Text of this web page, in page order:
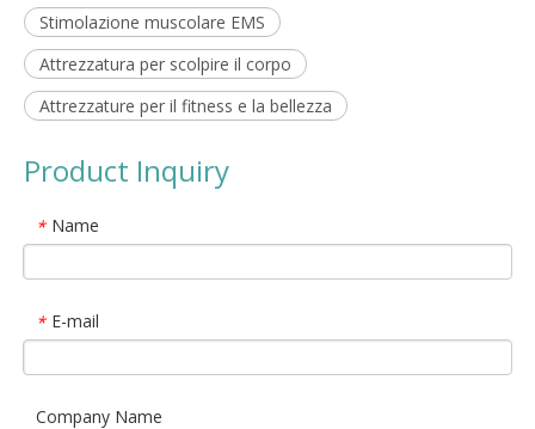
Stimolazione muscolare EMS
Attrezzatura per scolpire il corpo
Attrezzature per il fitness e la bellezza
Product Inquiry
* Name
* E-mail
Company Name